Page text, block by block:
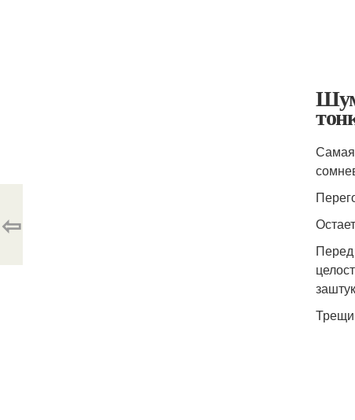
Самая
Перед
⇦